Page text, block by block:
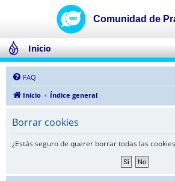
Inicio
FAQ
Inicio
Índice general
Borrar cookies
¿Estás seguro de querer borrar todas las